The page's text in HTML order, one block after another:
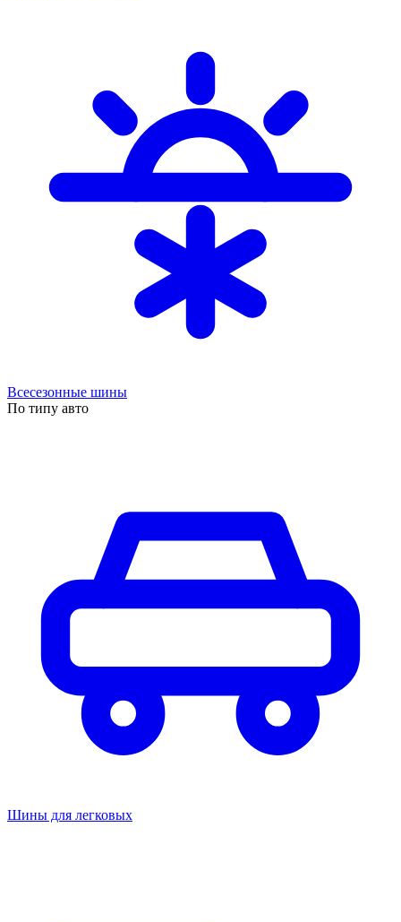
Всесезонные шины
По типу авто
Шины для легковых